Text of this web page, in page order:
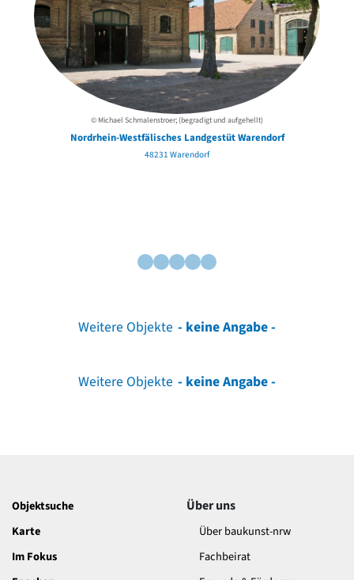
© Michael Schmalenstroer; (begradigt und aufgehellt)
Nordrhein-Westfälisches Landgestüt Warendorf
48231 Warendorf
Weitere Objekte - keine Angabe -
Weitere Objekte - keine Angabe -
Objektsuche
Karte
Im Fokus
Über uns
Über baukunst-nrw
Fachbeirat